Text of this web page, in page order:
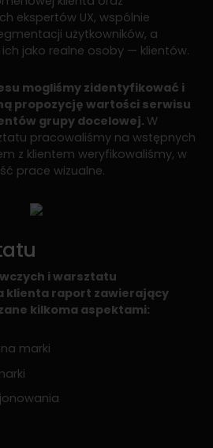
ekspertów UX, wspólnie
użytkowników, a
jako realne osoby — klientów.
mogliśmy zidentyfikować i
propozycję wartości serwisu
grupy docelowej. W
pracowaliśmy na wstępnych
z klientem weryfikowaliśmy, w
prace wizualne.
i warsztatu
klienta raport zawierający
kilkoma aspektami:
marki